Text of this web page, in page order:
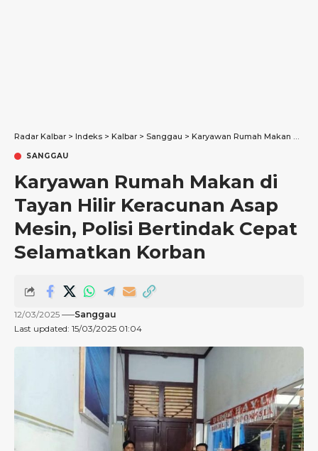
Radar Kalbar > Indeks > Kalbar > Sanggau > Karyawan Rumah Makan di Tayan Hilir Keracunan Asap Mesin, Polisi Bertindak Cepat Selamatkan Korban
SANGGAU
Karyawan Rumah Makan di
Tayan Hilir Keracunan Asap
Mesin, Polisi Bertindak Cepat
Selamatkan Korban
Last updated: 15/03/2025 01:04
12/03/2025 Sanggau